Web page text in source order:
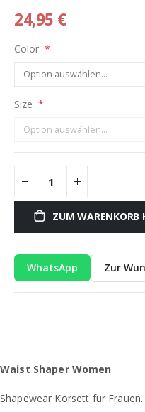
24,95 €
Color
Size
ZUM WARENKORB
WhatsApp Zur
Waist Shaper Women
Shapewear Korsett für Frauen.